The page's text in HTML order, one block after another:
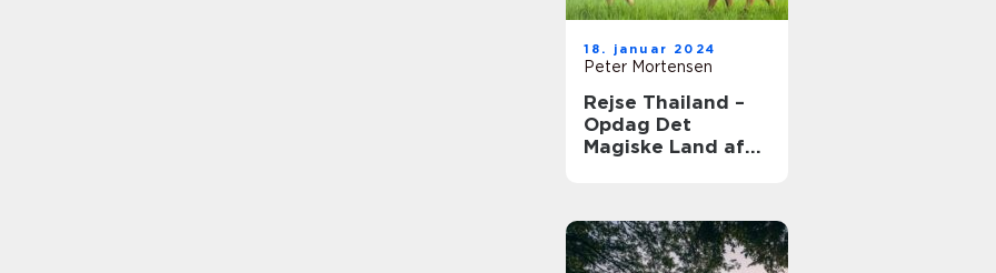
18. januar 2024
Peter Mortensen
Rejse Thailand –
Opdag Det
Magiske Land af